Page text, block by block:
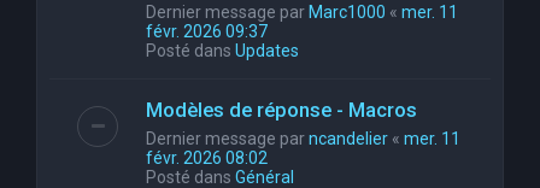
Dernier message par Marc1000 « mer. 11
févr. 2026 09:37
Posté dans Updates
Modèles de réponse - Macros
Dernier message parncandelier « mer. 11
févr. 2026 08:02
Posté dans Général